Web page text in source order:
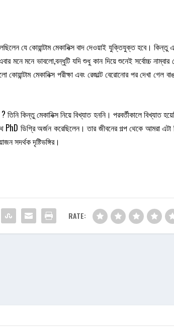
যে কোয়ান্টাম মেকানিক্স বাদ দেওয়াই যুক্তিযুক্ত হবে।
মনে ভাবলো,বন্ধুটি যদি শুধু কান দিয়ে শুনেই সর্বোচ্চ
মেকানিক্স পরীক্ষা এবং রেজাল্ট বেরোনোর পর দেখা গেল
কিন্তু মেকানিক্স নিয়ে বিখ্যাত হননি। পরবর্তীকালে বিখ্যাত
PhD ডিগ্রি অর্জন করেছিলেন। তার জীবনের গল্প থেকে আমরা
সদর্থক দৃষ্টিভঙ্গির।
RATE: